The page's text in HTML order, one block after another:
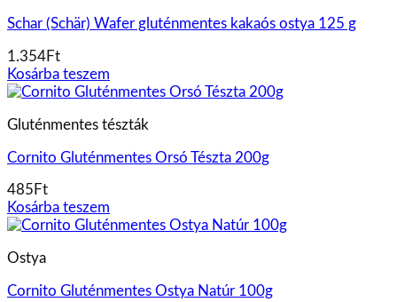
Schar (Schär) Wafer gluténmentes kakaós ostya 125 g
1.354Ft
Kosárba teszem
Gluténmentes tészták
Cornito Gluténmentes Orsó Tészta 200g
485 Ft
Kosárba teszem
Ostya
Cornito Gluténmentes Ostya Natúr 100g